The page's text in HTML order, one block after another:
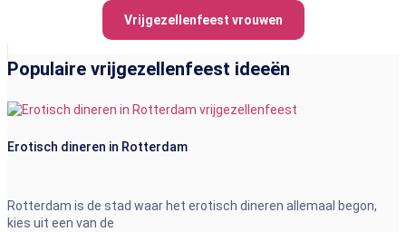
Vrijgezellenfeest vrouwen
Populaire vrijgezellenfeest ideeën
Erotisch dineren in Rotterdam
Rotterdam is de stad waar het erotisch dineren allemaal begon,
kies uit een van de